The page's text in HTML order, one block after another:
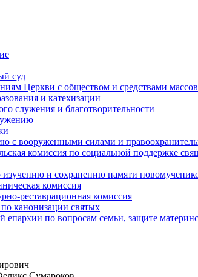
суд
Церкви с обществом и средствами
и катехизации
служения и благотворительности
с вооруженными силами и
комиссия по социальной поддержке
и сохранению памяти
комиссия
реставрационная комиссия
канонизации святых
епархии по вопросам семьи, защите